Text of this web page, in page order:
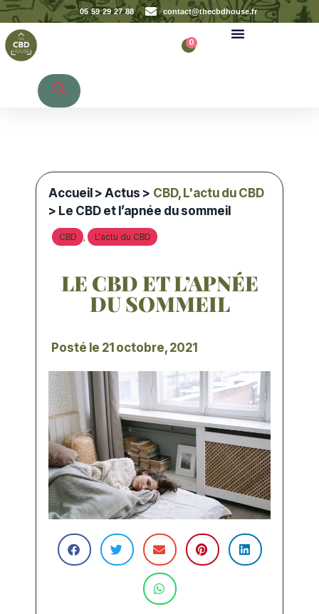
05 59 29 27 88 contact@thecbdhouse.fr
0
Accueil >Actus > CBD, L'actu du CBD
> Le CBD et l’apnée du sommeil
CBD , L'actu du CBD
LE CBD ET L’APNÉE
DU SOMMEIL
Posté le 21 octobre, 2021